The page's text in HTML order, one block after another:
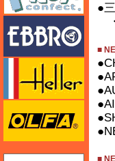
●
■
■
エレー
オルフ
ガイア